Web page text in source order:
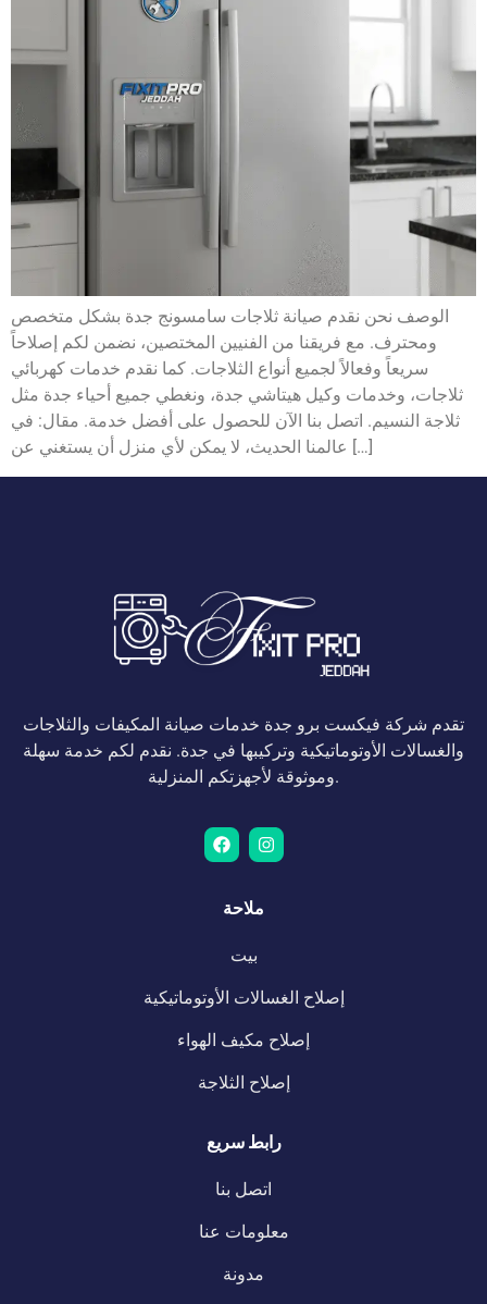
الوصف نحن نقدم صيانة ثلاجات سامسونج جدة بشكل متخصص
ومحترف. مع فريقنا من الفنيين المختصين، نضمن لكم إصلاحاً
سريعاً وفعالاً لجميع أنواع الثلاجات. كما نقدم خدمات كهربائي
ثلاجات، وخدمات وكيل هيتاشي جدة، ونغطي جميع أحياء جدة مثل
ثلاجة النسيم. اتصل بنا الآن للحصول على أفضل خدمة. مقال: في
عالمنا الحديث، لا يمكن لأي منزل أن يستغني عن […]
تقدم شركة فيكست برو جدة خدمات صيانة المكيفات والثلاجات
والغسالات الأوتوماتيكية وتركيبها في جدة. نقدم لكم خدمة سهلة
وموثوقة لأجهزتكم المنزلية.
ملاحة
بيت
إصلاح الغسالات الأوتوماتيكية
إصلاح مكيف الهواء
إصلاح الثلاجة
رابط سريع
اتصل بنا
معلومات عنا
مدونة